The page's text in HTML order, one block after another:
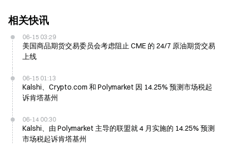
相关快讯
06-15 03:29
美国商品期货交易委员会考虑阻止 CME 的 24/7 原油期货交易
上线
06-15 01:13
Kalshi、Crypto.com 和 Polymarket 因 14.25% 预测市场税起
诉肯塔基州
06-14 00:30
Kalshi、由 Polymarket 主导的联盟就 4 月实施的 14.25% 预测
市场税起诉肯塔基州